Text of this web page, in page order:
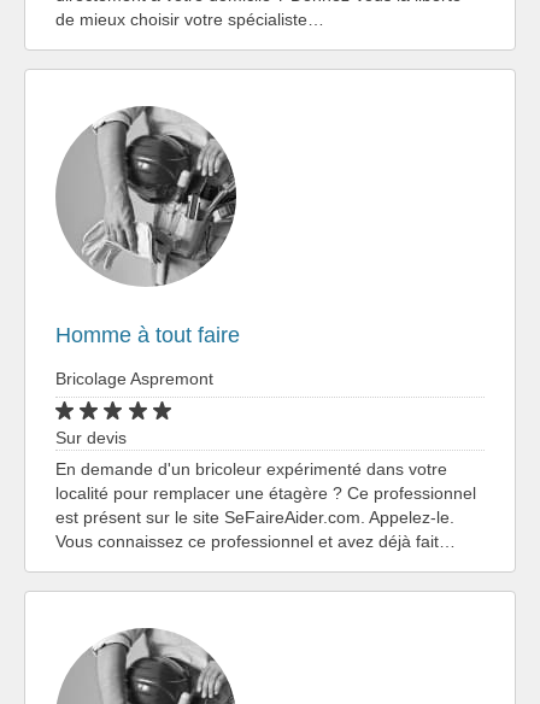
de mieux choisir votre spécialiste…
Homme à tout faire
Bricolage Aspremont
Sur devis
En demande d'un bricoleur expérimenté dans votre
localité pour remplacer une étagère ? Ce professionnel
est présent sur le site SeFaireAider.com. Appelez-le.
Vous connaissez ce professionnel et avez déjà fait…